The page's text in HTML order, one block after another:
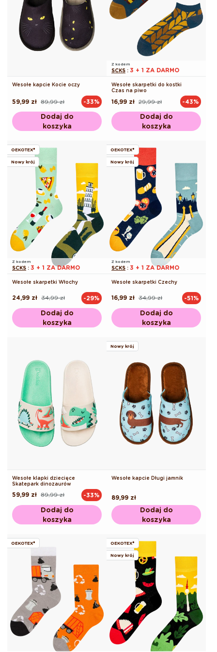
Wesołe kapcie Kocie oczy
Cena
89,99 zł
Cena
59,99 zł -33%
Dodaj do
koszyka
Z kodem
SCKS : 3 + 1 ZA DARMO
Wesołe skarpetki do kostki
Czas na piwo
Cena
29,99 zł
Cena
16,99 zł -43%
Dodaj do
koszyka
OEKOTEX®
Nowy krój
Z kodem
SCKS : 3 + 1 ZA DARMO
Wesołe skarpetki Włochy
Cena
34,99 zł
Cena
24,99 zł -29%
Dodaj do
koszyka
OEKOTEX®
Nowy krój
Z kodem
SCKS : 3 + 1 ZA DARMO
Wesołe skarpetki Czechy
Cena
34,99 zł
Cena
16,99 zł -51%
Dodaj do
koszyka
Wesołe klapki dziecięce
Skatepark dinozaurów
Cena
89,99 zł
Cena
59,99 zł -33%
Dodaj do
koszyka
Nowy krój
Wesołe kapcie Długi jamnik
Cena
regularna
89,99 zł
Dodaj do
koszyka
OEKOTEX® OEKOTEX®
Nowy krój